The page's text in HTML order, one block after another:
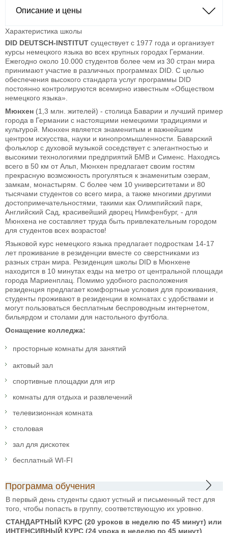
Описание и цены
Характеристика школы
DID DEUTSCH-INSTITUT существует с 1977 года и организует
курсы немецкого языка во всех крупных городах Германии.
Ежегодно около 10.000 студентов более чем из 30 стран мира
принимают участие в различных программах DID. С целью
обеспечения высокого стандарта услуг программы DID
постоянно контролируются всемирно известным «Обществом
немецкого языка».
Мюнхен (1,3 млн. жителей) - столица Баварии и лучший пример
города в Германии с настоящими немецкими традициями и
культурой. Мюнхен является знаменитым и важнейшим
центром искусства, науки и кинопромышленности. Баварский
фольклор с духовой музыкой соседствует с элегантностью и
высокими технологиями предприятий БМВ и Сименс. Находясь
всего в 50 км от Альп, Мюнхен предлагает своим гостям
прекрасную возможность прогуляться к знаменитым озерам,
замкам, монастырям. С более чем 10 университетами и 80
тысячами студентов со всего мира, а также многими другими
достопримечательностями, такими как Олимпийский парк,
Английский Сад, красивейший дворец Нимфенбург, - для
Мюнхена не составляет труда быть привлекательным городом
для студентов всех возрастов!
Языковой курс немецкого языка предлагает подросткам 14-17
лет проживание в резиденции вместе со сверстниками из
разных стран мира. Резиденция школы DID в Мюнхене
находится в 10 минутах езды на метро от центральной площади
города Мариенплац. Помимо удобного расположения
резиденция предлагает комфортные условия для проживания,
студенты проживают в резиденции в комнатах с удобствами и
могут пользоваться бесплатным беспроводным интернетом,
бильярдом и столами для настольного футбола.
Оснащение колледжа:
просторные комнаты для занятий
актовый зал
спортивные площадки для игр
комнаты для отдыха и развлечений
телевизионная комната
столовая
зал для дискотек
бесплатный WI-FI
Программа обучения
В первый день студенты сдают устный и письменный тест для
того, чтобы попасть в группу, соответствующую их уровню.
СТАНДАРТНЫЙ КУРС (20 уроков в неделю по 45 минут) или
ИНТЕНСИВНЫЙ КУРС (24 урока в неделю по 45 минут)